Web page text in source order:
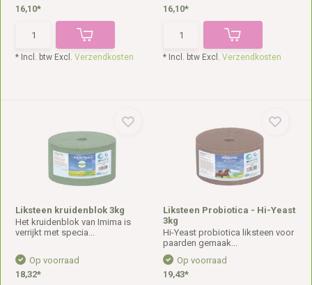
16,10*
* Incl. btw Excl.Verzendkosten
16,10*
* Incl. btw Excl. Verzendkosten
Liksteen kruidenblok 3kg
Het kruidenblok van Imima is
verrijkt met specia...
Op voorraad
18,32*
Liksteen Probiotica - Hi-Yeast
3kg
Hi-Yeast probiotica liksteen voor
paarden gemaak...
Op voorraad
19,43*